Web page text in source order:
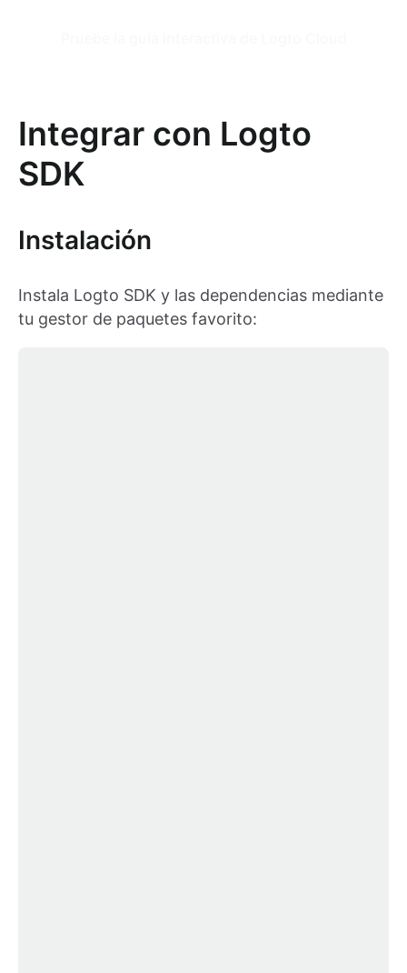
Integrar con Logto
SDK
Instalación
Instala Logto SDK y las dependencias mediante
tu gestor de paquetes favorito: